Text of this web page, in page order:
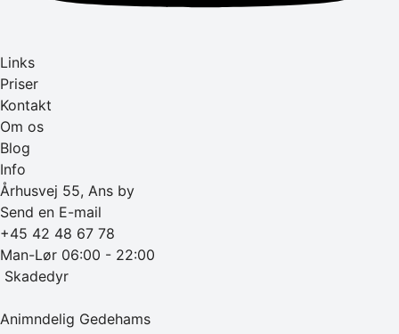
Links
Priser
Kontakt
Om os
Blog
Info
Århusvej 55, Ans by
Send en E-mail
+45 42 48 67 78
Man-Lør 06:00 - 22:00
‎ Skadedyr
Animndelig Gedehams